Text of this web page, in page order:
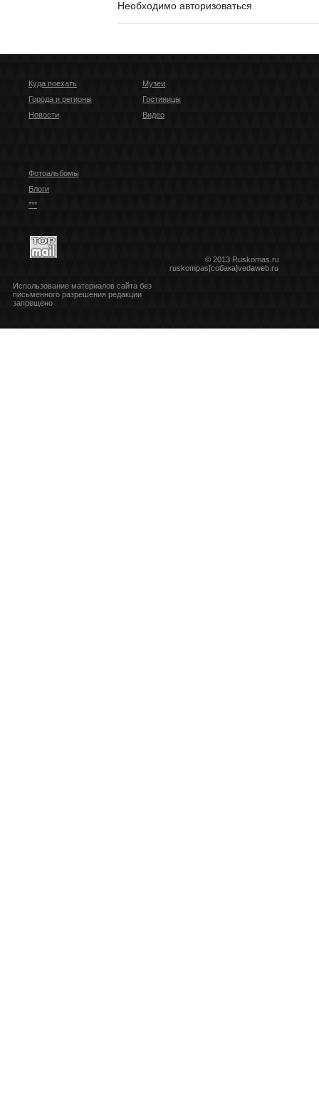
Необходимо авторизоваться
Куда поехать
Города и регионы
Новости
Музеи
Гостиницы
Видео
Фотоальбомы
Блоги
***
© 2013 Ruskomas.ru
ruskompas[собака]vedaweb.ru
Использование материалов сайта без
письменного разрешения редакции
запрещено